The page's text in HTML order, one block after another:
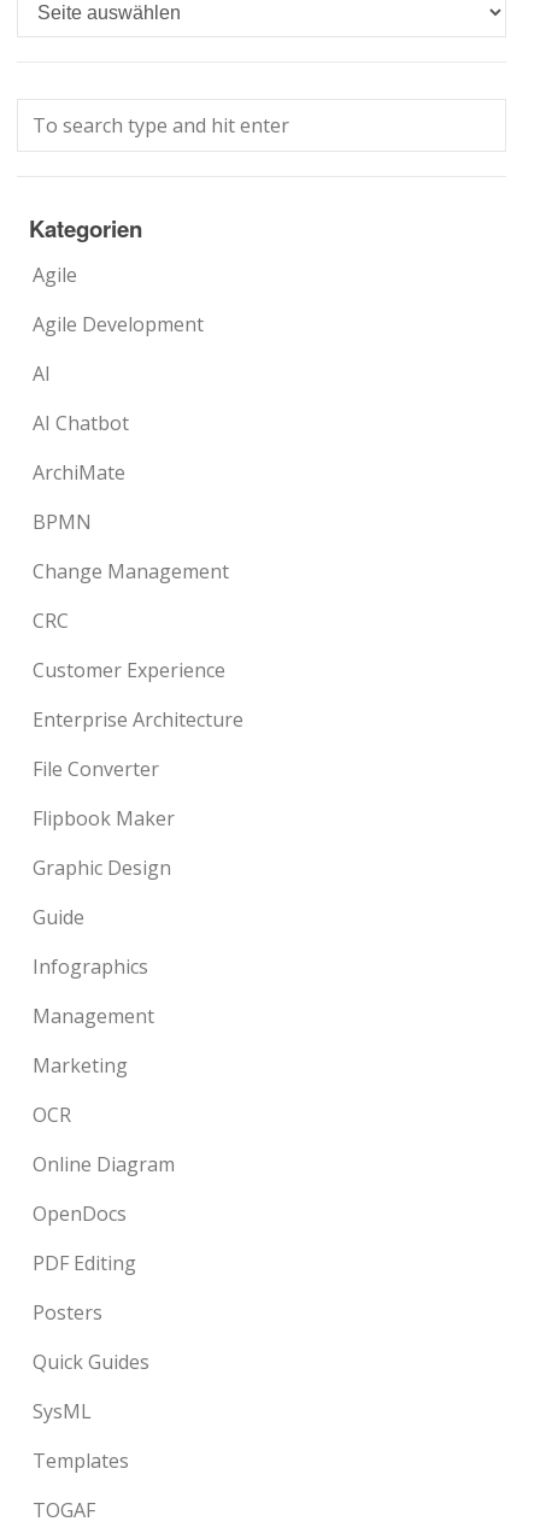
Kategorien
Agile
Agile Development
AI
AI Chatbot
ArchiMate
BPMN
Change Management
CRC
Customer Experience
Enterprise Architecture
File Converter
Flipbook Maker
Graphic Design
Guide
Infographics
Management
Marketing
OCR
Online Diagram
OpenDocs
PDF Editing
Posters
Quick Guides
SysML
Templates
TOGAF